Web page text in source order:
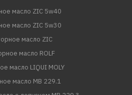
масло ZIC 5w40
масло ZIC 5w30
масло ZIC
масло ROLF
масло LIQUI MOLY
масло MB 229.1